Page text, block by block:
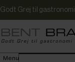
Godt Grej til gastronomi
Menu